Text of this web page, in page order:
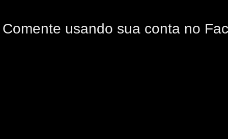
Comente usando sua conta no